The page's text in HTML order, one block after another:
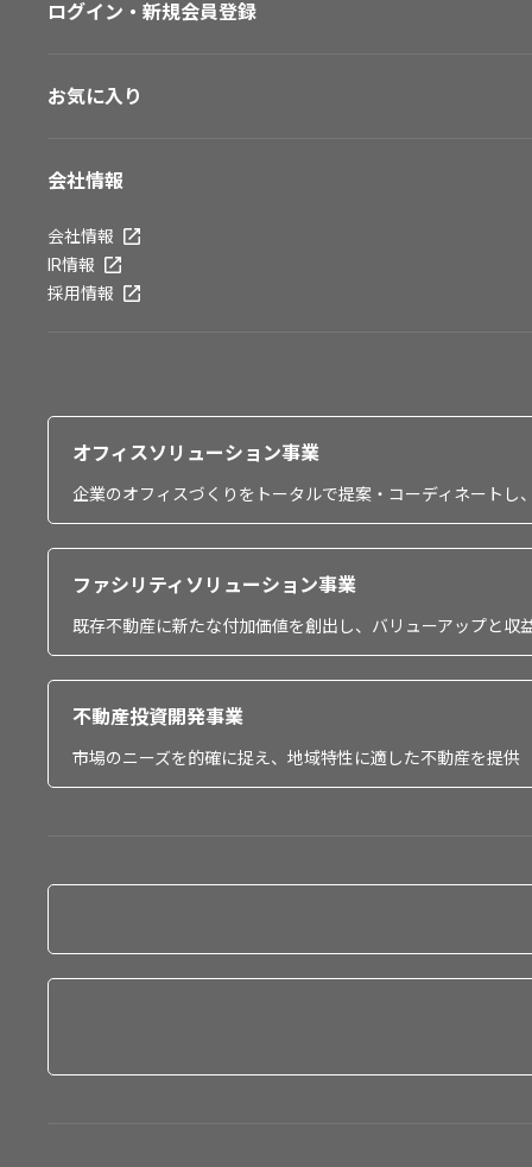
ログイン・新規会員登録
お気に入り
会社情報
会社情報
IR情報
採用情報
オフィスソリューション事業
企業のオフィスづくりをトータルで提案・コーディネート
ファシリティソリューション事業
既存不動産に新たな付加価値を創出し、バリューアップと収
不動産投資開発事業
市場のニーズを的確に捉え、地域特性に適した不動産を提供